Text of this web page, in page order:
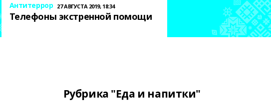
Антитеррор 27 АВГУСТА 2019, 18:34
Телефоны экстренной помощи
Рубрика "Еда и напитки"